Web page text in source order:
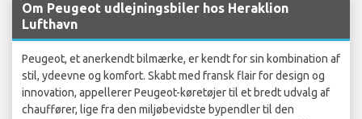
Om Peugeot udlejningsbiler hos Heraklion
Lufthavn
Peugeot, et anerkendt bilmærke, er kendt for sin kombination af
stil, ydeevne og komfort. Skabt med fransk flair for design og
innovation, appellerer Peugeot-køretøjer til et bredt udvalg af
chauffører, lige fra den miljøbevidste bypendler til den